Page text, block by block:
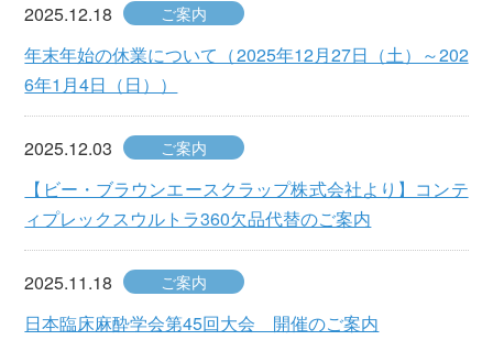
2025.12.18 ご案内
年末年始の休業について（2025年12月27日（土）～202
6年1月4日（日））
2025.12.03 ご案内
【ビー・ブラウンエースクラップ株式会社より】コンテ
ィプレックスウルトラ360欠品代替のご案内
2025.11.18 ご案内
日本臨床麻酔学会第45回大会 開催のご案内